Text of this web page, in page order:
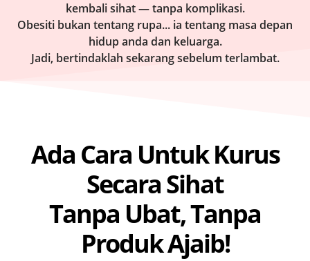
kembali sihat — tanpa komplikasi.
Obesiti bukan tentang rupa... ia tentang masa depan
hidup anda dan keluarga.
Jadi, bertindaklah sekarang sebelum terlambat.
Ada Cara Untuk Kurus
Secara Sihat
Tanpa Ubat, Tanpa
Produk Ajaib!